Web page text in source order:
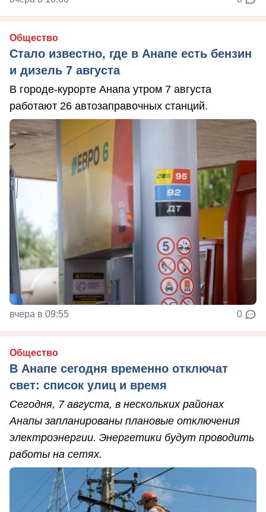
Общество
Стало известно, где в Анапе есть бензин
и дизель 7 августа
В городе-курорте Анапа утром 7 августа
работают 26 автозаправочных станций.
вчера в 09:55 0
Общество
В Анапе сегодня временно отключат
свет: список улиц и время
Сегодня, 7 августа, в нескольких районах
Анапы запланированы плановые отключения
электроэнергии. Энергетики будут проводить
работы на сетях.